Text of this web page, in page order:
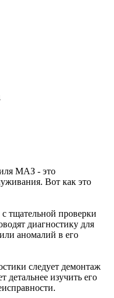
МАЗ - это
Вот как это
тщательной проверки
диагностику для
аномалий в его
следует демонтаж
детальнее изучить его